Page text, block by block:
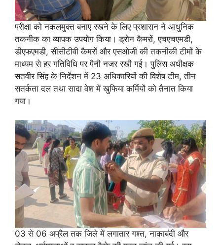
परीक्षा को नकलमुक्त बनाए रखने के लिए प्रशासन ने आधुनिक
तकनीक का व्यापक उपयोग किया। ड्रोन कैमरों, एचएचएमडी,
डीएफएमडी, सीसीटीवी कैमरों और एसओजी की तकनीकी टीमों के
माध्यम से हर गतिविधि पर पैनी नजर रखी गई। पुलिस अधीक्षक
सतवीर सिंह के निर्देशन में 23 अधिकारियों की विशेष टीम, तीन
सतर्कता दल तथा सादा वेश में खुफिया कर्मियों को तैनात किया
गया।
03 से 06 अप्रैल तक जिले में लगातार गश्त, नाकाबंदी और